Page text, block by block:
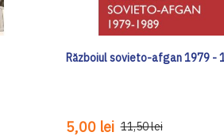
Războiul sovieto-afgan 1979 -
5,00 lei 11,50 lei